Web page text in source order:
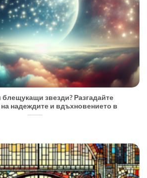
звезди? Разгадайте
надеждите и вдъхновението в